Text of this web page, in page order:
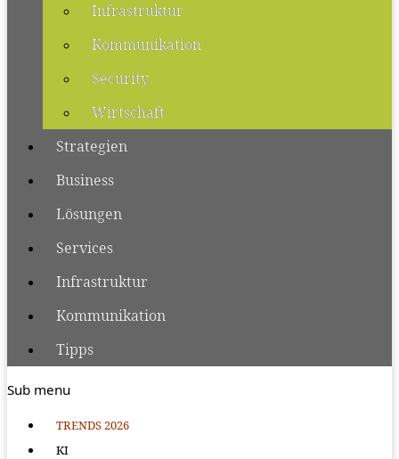
Infrastruktur
Kommunikation
Security
Wirtschaft
Strategien
Business
Lösungen
Services
Infrastruktur
Kommunikation
Tipps
Sub menu
TRENDS 2026
KI